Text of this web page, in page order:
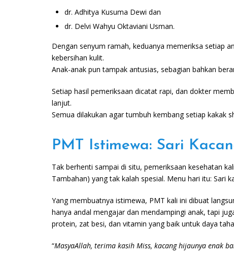
dr. Adhitya Kusuma Dewi dan
dr. Delvi Wahyu Oktaviani Usman.
Dengan senyum ramah, keduanya memeriksa setiap
kebersihan kulit.
Anak-anak pun tampak antusias, sebagian bahkan
Setiap hasil pemeriksaan dicatat rapi, dan dokter
lanjut.
Semua dilakukan agar tumbuh kembang setiap kakak
PMT Istimewa: Sari
Tak berhenti sampai di situ, pemeriksaan kesehatan
Tambahan) yang tak kalah spesial. Menu hari itu: Sari
Yang membuatnya istimewa, PMT kali ini dibuat
hanya andal mengajar dan mendampingi anak, tapi
protein, zat besi, dan vitamin yang baik untuk daya
“MasyaAllah, terima kasih Miss, kacang hijaunya enak